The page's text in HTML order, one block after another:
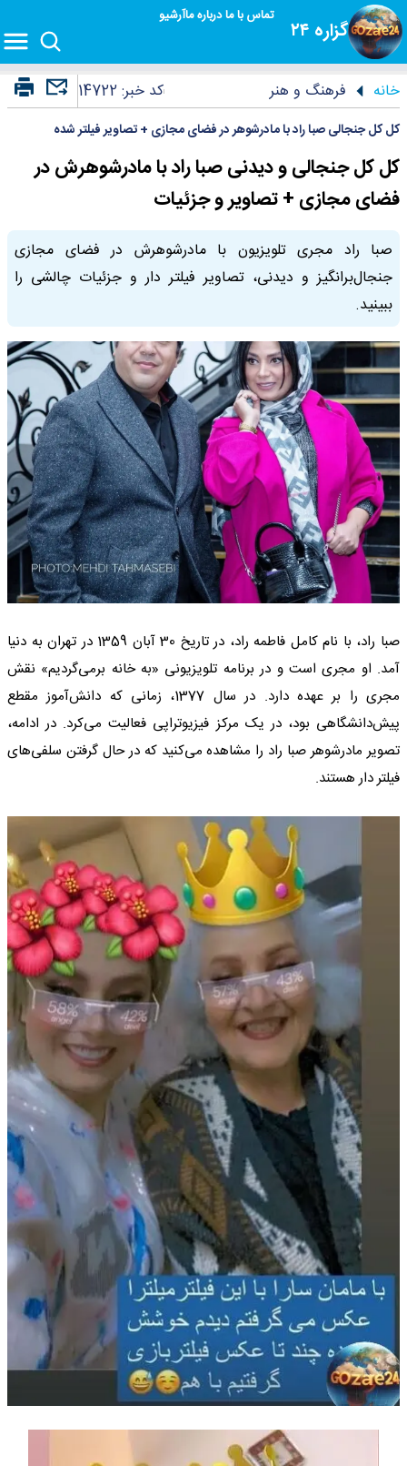
گزاره ۲۴
تماس با مادرباره ماآرشیو
خانه فرهنگ و هنر کد خبر:14722
کل کل جنجالی صبا راد با مادرشوهر در فضای مجازی + تصاویر فیلتر شده
کل کل جنجالی و دیدنی صبا راد با مادرشوهرش در
فضای مجازی + تصاویر و جزئیات
صبا راد مجری تلویزیون با مادرشوهرش در فضای مجازی
جنجال‌برانگیز و دیدنی، تصاویر فیلتر دار و جزئیات چالشی را
ببینید.
صبا راد، با نام کامل فاطمه راد، در تاریخ 30 آبان 1359 در تهران به دنیا
آمد. او مجری است و در برنامه تلویزیونی «به خانه برمی‌گردیم» نقش
مجری را بر عهده دارد. در سال 1377، زمانی که دانش‌آموز مقطع
پیش‌دانشگاهی بود، در یک مرکز فیزیوتراپی فعالیت می‌کرد. در ادامه،
تصویر مادرشوهر صبا راد را مشاهده می‌کنید که در حال گرفتن سلفی‌های
فیلتر دار هستند.